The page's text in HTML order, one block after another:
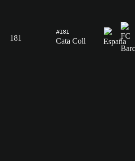
181
#181
Cata Coll